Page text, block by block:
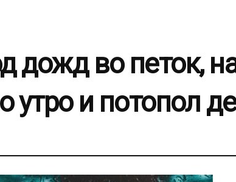
дожд во петок,
утро и потопол